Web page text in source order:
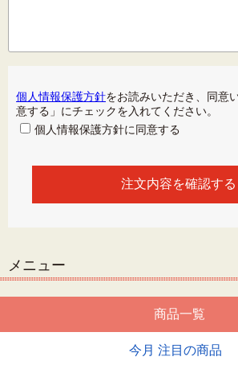
個人情報保護方針をお読みいただき、同意
意する」にチェックを入れてください。
個人情報保護方針に同意する
メニュー
商品一覧
今月 注目の商品